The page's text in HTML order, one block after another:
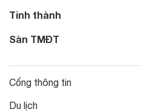
Tỉnh thành
Sàn TMĐT
Cổng thông tin
Du lịch